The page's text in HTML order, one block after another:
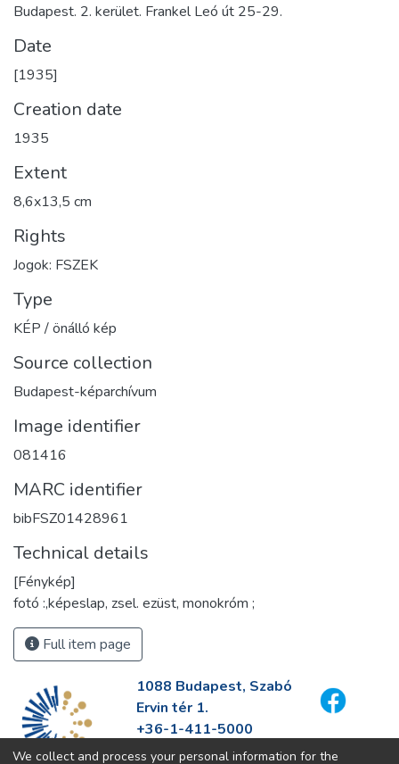
Budapest. 2. kerület. Frankel Leó út 25-29.
Date
[1935]
Creation date
1935
Extent
8,6x13,5 cm
Rights
Jogok: FSZEK
Type
KÉP / önálló kép
Source collection
Budapest-képarchívum
Image identifier
081416
MARC identifier
bibFSZ01428961
Technical details
[Fénykép]
fotó :,képeslap, zsel. ezüst, monokróm ;
Full item page
1088 Budapest, Szabó
Ervin tér 1.
+36-1-411-5000
info@fszek.hu
We collect and process your personal information for the